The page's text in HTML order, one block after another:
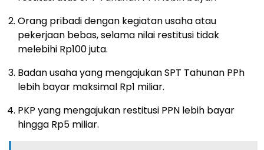
Orang pribadi dengan kegiatan usaha atau
pekerjaan bebas, selama nilai restitusi tidak
melebihi Rp100 juta.
Badan usaha yang mengajukan SPT Tahunan PPh
lebih bayar maksimal Rp1 miliar.
PKP yang mengajukan restitusi PPN lebih bayar
hingga Rp5 miliar.